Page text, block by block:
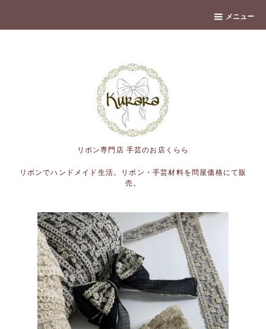
メニュー
リボン専門店 手芸のお店くらら
リボンでハンドメイド生活。リボン・手芸材料を問屋価格にて販
売。